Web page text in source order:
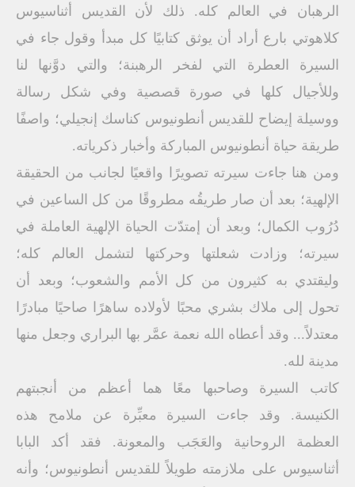
الرهبان في العالم كله. ذلك لأن القديس أثناسيوس
كلاهوتي بارع أراد أن يوثق كتابيًا كل مبدأ وقول جاء في
السيرة العطرة التي لفخر الرهبنة؛ والتي دوَّنها لنا
وللأجيال كلها في صورة قصصية وفي شكل رسالة
ووسيلة إيضاح للقديس أنطونيوس كناسك إنجيلي؛ واصفًا
طريقة حياة أنطونيوس المباركة وأخبار ذكرياته.
ومن هنا جاءت سيرته تصويرًا واقعيًا لجانب من الحقيقة
الإلهية؛ بعد أن صار طريقُه مطروقًا من كل الساعين في
دُرُوب الكمال؛ وبعد أن إمتدّت الحياة الإلهية العاملة في
سيرته؛ وزادت شعلتها وحركتها لتشمل العالم كله؛
وليقتدي به كثيرون من كل الأمم والشعوب؛ وبعد أن
تحول إلى ملاك بشري محبًا لأولاده ساهرًا صاحيًا مبادرًا
معتدلاً... وقد أعطاه الله نعمة عمَّر بها البراري وجعل منها
مدينة لله.
كاتب السيرة وصاحبها معًا هما أعظم من أنجبتهم
الكنيسة. وقد جاءت السيرة معبِّرة عن ملامح هذه
العظمة الروحانية والعَجَب والمعونة. فقد أكد البابا
أثناسيوس على ملازمته طويلاً للقديس أنطونيوس؛ وأنه